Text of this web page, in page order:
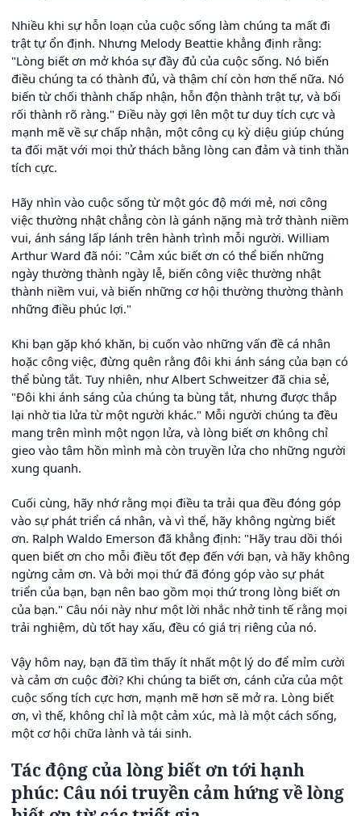
Nhiều khi sự hỗn loạn của cuộc sống làm chúng ta mất đi
trật tự ổn định. Nhưng Melody Beattie khẳng định rằng:
"Lòng biết ơn mở khóa sự đầy đủ của cuộc sống. Nó biến
điều chúng ta có thành đủ, và thậm chí còn hơn thế nữa. Nó
biến từ chối thành chấp nhận, hỗn độn thành trật tự, và bối
rối thành rõ ràng." Điều này gợi lên một tư duy tích cực và
mạnh mẽ về sự chấp nhận, một công cụ kỳ diệu giúp chúng
ta đối mặt với mọi thử thách bằng lòng can đảm và tinh thần
tích cực.
Hãy nhìn vào cuộc sống từ một góc độ mới mẻ, nơi công
việc thường nhật chẳng còn là gánh nặng mà trở thành niềm
vui, ánh sáng lấp lánh trên hành trình mỗi người. William
Arthur Ward đã nói: "Cảm xúc biết ơn có thể biến những
ngày thường thành ngày lễ, biến công việc thường nhật
thành niềm vui, và biến những cơ hội thường thường thành
những điều phúc lợi."
Khi bạn gặp khó khăn, bị cuốn vào những vấn đề cá nhân
hoặc công việc, đừng quên rằng đôi khi ánh sáng của bạn có
thể bùng tắt. Tuy nhiên, như Albert Schweitzer đã chia sẻ,
"Đôi khi ánh sáng của chúng ta bùng tắt, nhưng được thắp
lại nhờ tia lửa từ một người khác." Mỗi người chúng ta đều
mang trên mình một ngọn lửa, và lòng biết ơn không chỉ
gieo vào tâm hồn mình mà còn truyền lửa cho những người
xung quanh.
Cuối cùng, hãy nhớ rằng mọi điều ta trải qua đều đóng góp
vào sự phát triển cá nhân, và vì thế, hãy không ngừng biết
ơn. Ralph Waldo Emerson đã khẳng định: "Hãy trau dồi thói
quen biết ơn cho mỗi điều tốt đẹp đến với bạn, và hãy không
ngừng cảm ơn. Và bởi mọi thứ đã đóng góp vào sự phát
triển của bạn, bạn nên bao gồm mọi thứ trong lòng biết ơn
của bạn." Câu nói này như một lời nhắc nhở tinh tế rằng mọi
trải nghiệm, dù tốt hay xấu, đều có giá trị riêng của nó.
Vậy hôm nay, bạn đã tìm thấy ít nhất một lý do để mỉm cười
và cảm ơn cuộc đời? Khi chúng ta biết ơn, cánh cửa của một
cuộc sống tích cực hơn, mạnh mẽ hơn sẽ mở ra. Lòng biết
ơn, vì thế, không chỉ là một cảm xúc, mà là một cách sống,
một cơ hội chữa lành và tái sinh.
Tác động của lòng biết ơn tới hạnh
phúc: Câu nói truyền cảm hứng về lòng